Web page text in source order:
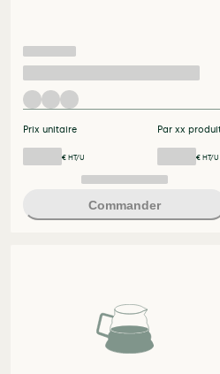
Prix unitaire
€ HT/U
Par xx
€ HT/U
Commander